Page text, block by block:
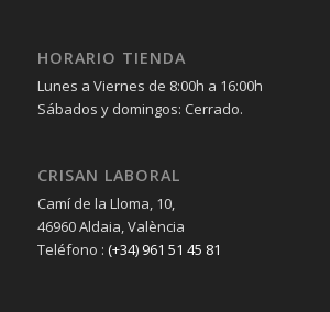
HORARIO TIENDA
Lunes a Viernes de 8:00h a 16:00h
Sábados y domingos: Cerrado.
CRISAN LABORAL
Camí de la Lloma, 10,
46960 Aldaia, València
Teléfono : (+34) 961 51 45 81